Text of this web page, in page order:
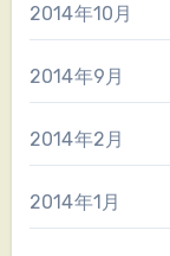
2014年10月
2014年9月
2014年2月
2014年1月